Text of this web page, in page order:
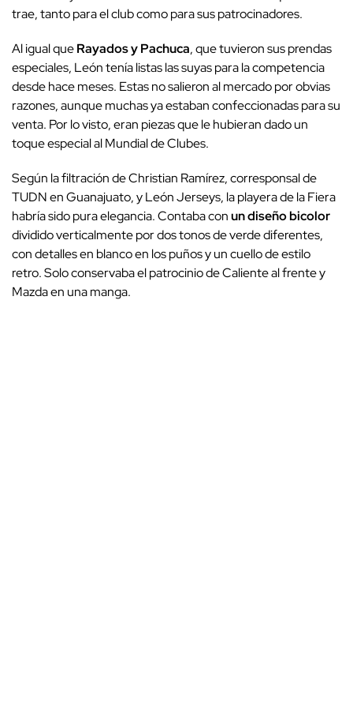
trae, tanto para el club como para sus patrocinadores.
Al igual queRayados y Pachuca, que tuvieron sus prendas
especiales, León tenía listas las suyas para la competencia
desde hace meses. Estas no salieron al mercado por obvias
razones, aunque muchas ya estaban confeccionadas para su
venta. Por lo visto, eran piezas que le hubieran dado un
toque especial al Mundial de Clubes.
Según la filtración de Christian Ramírez, corresponsal de
TUDN en Guanajuato, y León Jerseys, la playera de la Fiera
habría sido pura elegancia. Contaba conun diseño bicolor
dividido verticalmente por dos tonos de verde diferentes,
con detalles en blanco en los puños y un cuello de estilo
retro. Solo conservaba el patrocinio de Caliente al frente y
Mazda en una manga.